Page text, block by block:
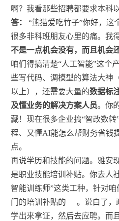
啊？我看那些招聘都要求本科
答：
“熊猫爱吃竹子”你好，这
很多非科班朋友心里的痛。我
不是一点机会没有，而且机会
咱们得搞清楚“人工智能”这个
些写代码、调模型的算法大神
以上），还需要大量的数据标
及懂业务的解决方案人员。你
藏！现在很多企业搞“智改数
程、又懂AI能怎么帮财务省钱
点。
再说学历和技能的问题。雅安
是职业技能培训补贴。你去人
智能训练师”这类工种，针对
门的培训补贴的
。说白了，
学出来拿证，然后去应聘。而